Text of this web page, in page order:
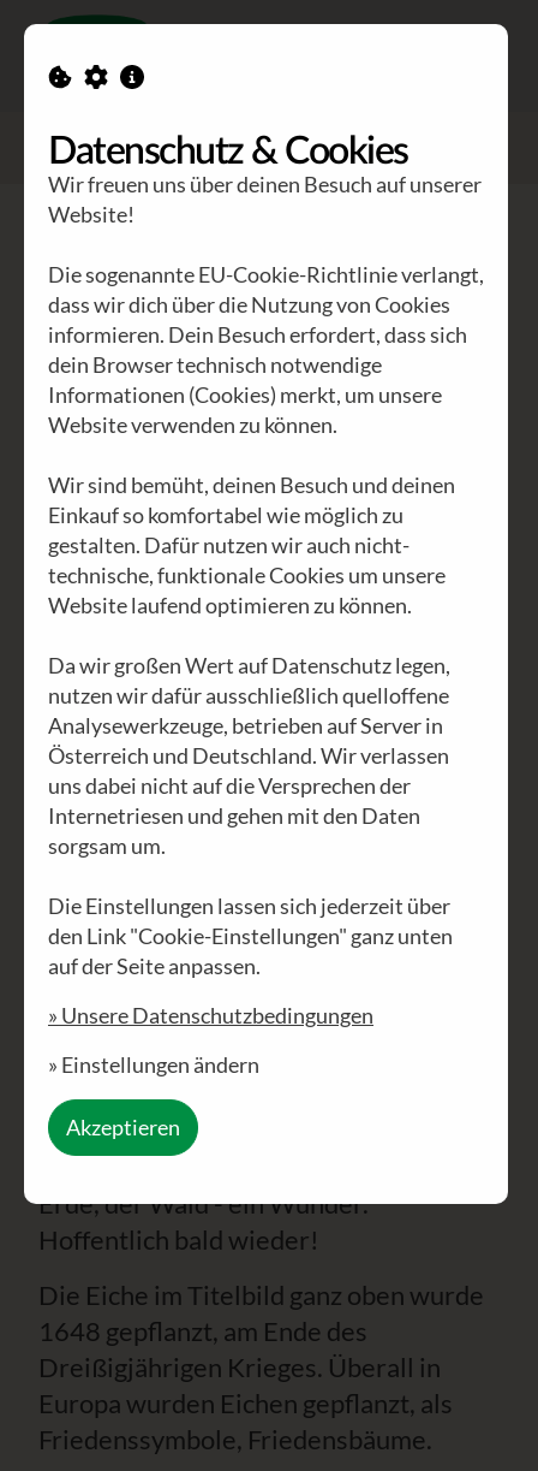
> Im Wald mit Gerald Blaich - Schauen und Staunen
NIEDERÖSTERREICH(2) WIEN (3) KÄRNTEN(1)
AKTUELLES(14) ARCHIV(8) AFRIKA(16)
WALDVIERTEL(2) POLITIK(11) WIRTSCHAFT
KULTUR(12) UMWELT(6) GEA(26)
Im Wald mit Gerald Blaich -
Schauen und Staunen
Auf unserem Spaziergang mit Gerald
Blaich haben wir einen Wald von großer
Schönheit und Anmut entdecken dürfen.
Gerald hat uns nun also in "seinen" Wald
geführt, über die Bäume erzählt, von
denen er viele „von Kindheit an“ kennt.
Erde, der Wald - ein Wunder.
Hoffentlich bald wieder!
Die Eiche im Titelbild ganz oben wurde
1648 gepflanzt, am Ende des
Dreißigjährigen Krieges. Überall in
Europa wurden Eichen gepflanzt, als
Friedenssymbole, Friedensbäume.
Datenschutz & Cookies
Wir freuen uns über deinen Besuch auf unserer
Website!
Die sogenannte EU-Cookie-Richtlinie verlangt,
dass wir dich über die Nutzung von Cookies
informieren. Dein Besuch erfordert, dass sich
dein Browser technisch notwendige
Informationen (Cookies) merkt, um unsere
Website verwenden zu können.
Wir sind bemüht, deinen Besuch und deinen
Einkauf so komfortabel wie möglich zu
gestalten. Dafür nutzen wir auch nicht-
technische, funktionale Cookies um unsere
Website laufend optimieren zu können.
Da wir großen Wert auf Datenschutz legen,
nutzen wir dafür ausschließlich quelloffene
Analysewerkzeuge, betrieben auf Server in
Österreich und Deutschland. Wir verlassen
uns dabei nicht auf die Versprechen der
Internetriesen und gehen mit den Daten
sorgsam um.
Die Einstellungen lassen sich jederzeit über
den Link "Cookie-Einstellungen" ganz unten
auf der Seite anpassen.
» Unsere Datenschutzbedingungen
» Einstellungen ändern
Akzeptieren